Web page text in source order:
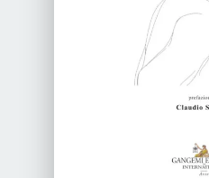
Proposte di pubblicazione